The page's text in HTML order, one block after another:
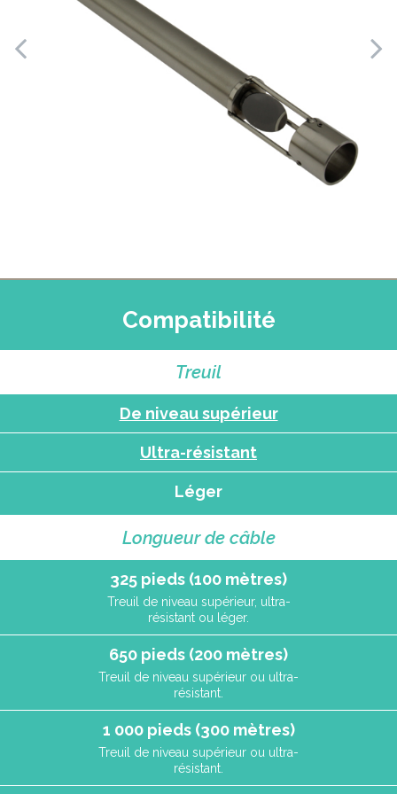
Compatibilité
Treuil
De niveau supérieur
Ultra-résistant
Léger
Longueur de câble
325 pieds (100 mètres)
Treuil de niveau supérieur, ultra-
résistant ou léger.
650 pieds (200 mètres)
Treuil de niveau supérieur ou ultra-
résistant.
1 000 pieds (300 mètres)
Treuil de niveau supérieur ou ultra-
résistant.